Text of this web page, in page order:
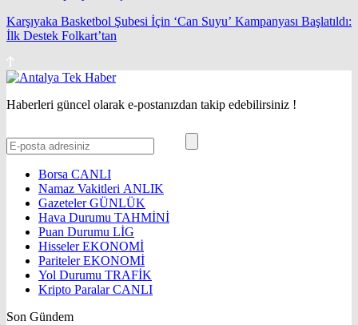
Karşıyaka Basketbol Şubesi İçin ‘Can Suyu’ Kampanyası Başlatıldı:
İlk Destek Folkart’tan
Haberleri güncel olarak e-postanızdan takip edebilirsiniz !
Borsa CANLI
Namaz Vakitleri ANLIK
GazetelerGÜNLÜK
Hava Durumu TAHMİNİ
Puan Durumu LİG
HisselerEKONOMİ
ParitelerEKONOMİ
Yol Durumu TRAFİK
Kripto ParalarCANLI
Son Gündem